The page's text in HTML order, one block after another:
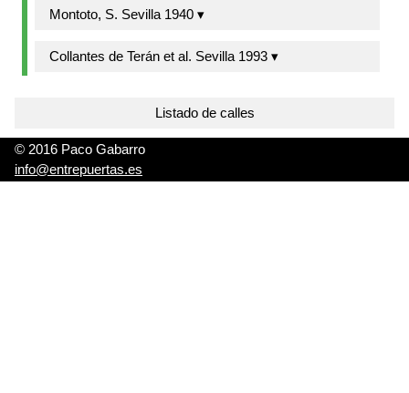
Montoto, S. Sevilla 1940 ▾
Collantes de Terán et al. Sevilla 1993 ▾
Listado de calles
© 2016 Paco Gabarro
info@entrepuertas.es